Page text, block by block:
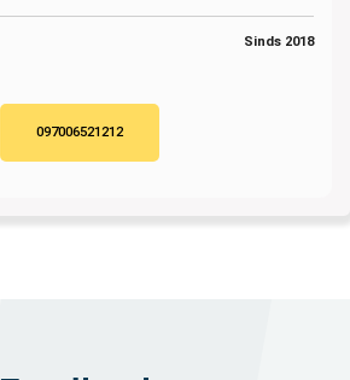
Sinds 2018
097006521212